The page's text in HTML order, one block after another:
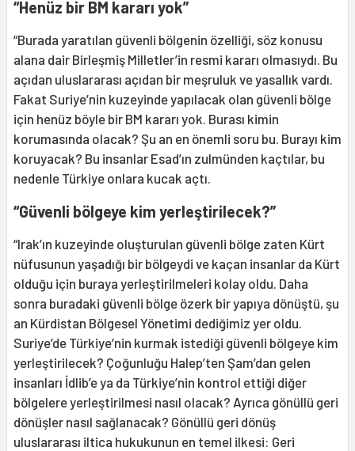
“Henüz bir BM kararı yok”
“Burada yaratılan güvenli bölgenin özelliği, söz konusu
alana dair Birleşmiş Milletler’in resmi kararı olmasıydı. Bu
açıdan uluslararası açıdan bir meşruluk ve yasallık vardı.
Fakat Suriye’nin kuzeyinde yapılacak olan güvenli bölge
için henüz böyle bir BM kararı yok. Burası kimin
korumasında olacak? Şu an en önemli soru bu. Burayı kim
koruyacak? Bu insanlar Esad’ın zulmünden kaçtılar, bu
nedenle Türkiye onlara kucak açtı.
“Güvenli bölgeye kim yerleştirilecek?”
“Irak’ın kuzeyinde oluşturulan güvenli bölge zaten Kürt
nüfusunun yaşadığı bir bölgeydi ve kaçan insanlar da Kürt
olduğu için buraya yerleştirilmeleri kolay oldu. Daha
sonra buradaki güvenli bölge özerk bir yapıya dönüştü, şu
an Kürdistan Bölgesel Yönetimi dediğimiz yer oldu.
Suriye’de Türkiye’nin kurmak istediği güvenli bölgeye kim
yerleştirilecek? Çoğunluğu Halep’ten Şam’dan gelen
insanları İdlib’e ya da Türkiye’nin kontrol ettiği diğer
bölgelere yerleştirilmesi nasıl olacak? Ayrıca gönüllü geri
dönüşler nasıl sağlanacak? Gönüllü geri dönüş
uluslararası iltica hukukunun en temel ilkesi: Geri